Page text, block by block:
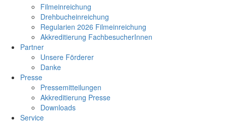
Filmeinreichung
Drehbucheinreichung
Regularien 2026 Filmeinreichung
Akkreditierung FachbesucherInnen
Partner
Unsere Förderer
Danke
Presse
Pressemitteilungen
Akkreditierung Presse
Downloads
Service